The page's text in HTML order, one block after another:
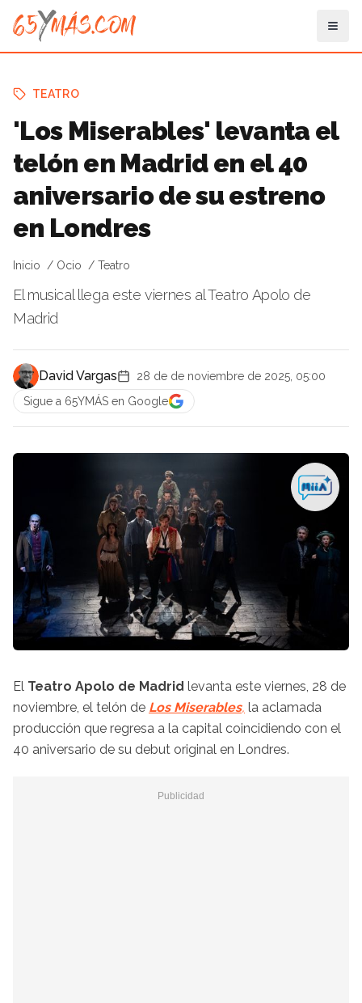
TEATRO
'Los Miserables' levanta el
telón en Madrid en el 40
aniversario de su estreno
en Londres
Inicio Ocio Teatro
El musical llega este viernes al Teatro Apolo de
Madrid
David Vargas
28 de de noviembre de 2025, 05:00
Sigue a 65YMÁS en Google
El Teatro Apolo de Madrid levanta este viernes, 28 de
noviembre, el telón de Los Miserables, la aclamada
producción que regresa a la capital coincidiendo con el
40 aniversario de su debut original en Londres.